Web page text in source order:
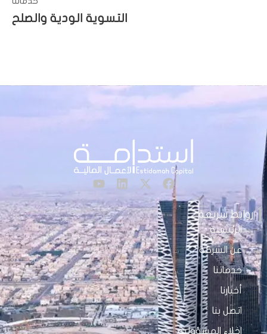
التسوية الودية والصلح
روابط سريعة
الرئيسية
عن الشركة
خدماتنا
أخبارنا
اتصل بنا
اخلاء المسؤولية